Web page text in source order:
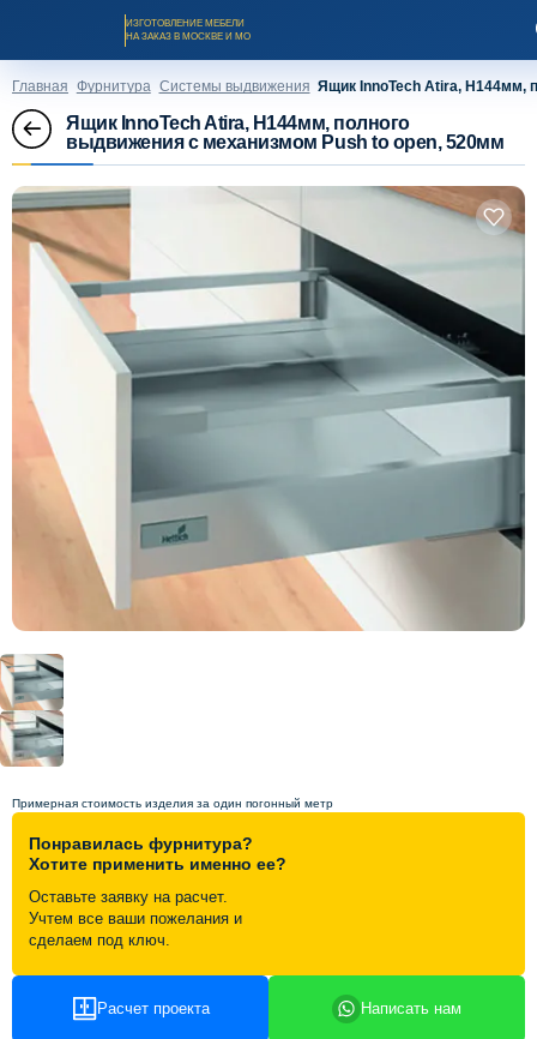
ИЗГОТОВЛЕНИЕ МЕБЕЛИ
НА ЗАКАЗ В МОСКВЕ И МО
Каталог мебели на заказ
О компании
Оплата и доставка
Рассрочка и кредит
Схема работы
Акции и скидки
Портфолио
Статьи
Контакты
Главная Фурнитура Системы выдвижения Ящик InnoTech Atira, H144мм,
Ящик InnoTech Atira, H144мм, полного
выдвижения с механизмом Push to open, 520мм
Примерная стоимость изделия за один погонный метр
Понравилась фурнитура?
Хотите применить именно ее?
Оставьте заявку на расчет.
Учтем все ваши пожелания и
сделаем под ключ.
Расчет проекта Написать нам